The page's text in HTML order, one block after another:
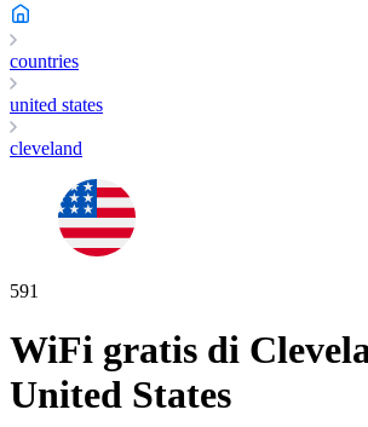
countries
united states
cleveland
591
WiFi gratis di
United States